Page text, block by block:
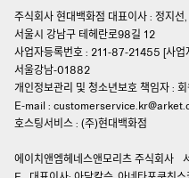
주식회사 현대백화점 대표이사 : 정지선,
서울시 강남구 테헤란로98길 12
사업자등록번호 : 211-87-21455 [사업
서울강남-01882
개인정보관리 및 청소년보호 책임자 : 회
E-mail :
호스팅서비스 : (주)현대백화점
에이치앤엠헤네스앤모리츠 주식회사